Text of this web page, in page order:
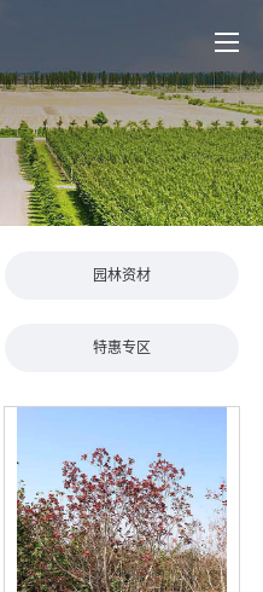
园林资材
特惠专区